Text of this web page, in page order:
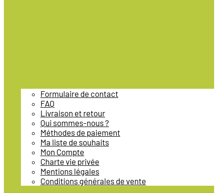
Formulaire de contact
FAQ
Livraison et retour
Qui sommes-nous ?
Méthodes de paiement
Ma liste de souhaits
Mon Compte
Charte vie privée
Mentions légales
Conditions générales de vente